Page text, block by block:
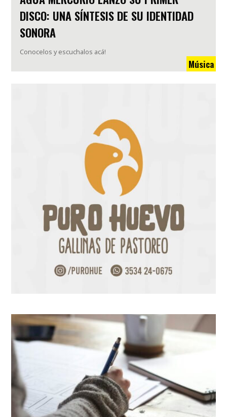
DISCO: UNA SÍNTESIS DE SU IDENTIDAD
SONORA
Conocelos y escuchalos acá!
Música